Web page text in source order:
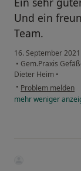
Und ein
Team.
16. September 2021
• Gem.Praxis
Dieter Heim •
• Problem melden
mehrweniger